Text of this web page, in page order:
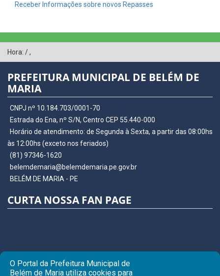
Receber Informações sobre novos Repasses
Hora: /,
PREFEITURA MUNICIPAL DE BELÉM DE
MARIA
CNPJ nº 10.184.703/0001-70
Estrada do Ena, nº S/N, Centro CEP 55.440-000
Horário de atendimento: de Segunda à Sexta, a partir das 08:00hs
às 12:00hs (exceto nos feriados)
(81) 97346-1620
belemdemaria@belemdemaria.pe.gov.br
BELÉM DE MARIA - PE
CURTA NOSSA FAN PAGE
O Portal da Prefeitura Municipal de
Belém de Maria utiliza cookies para